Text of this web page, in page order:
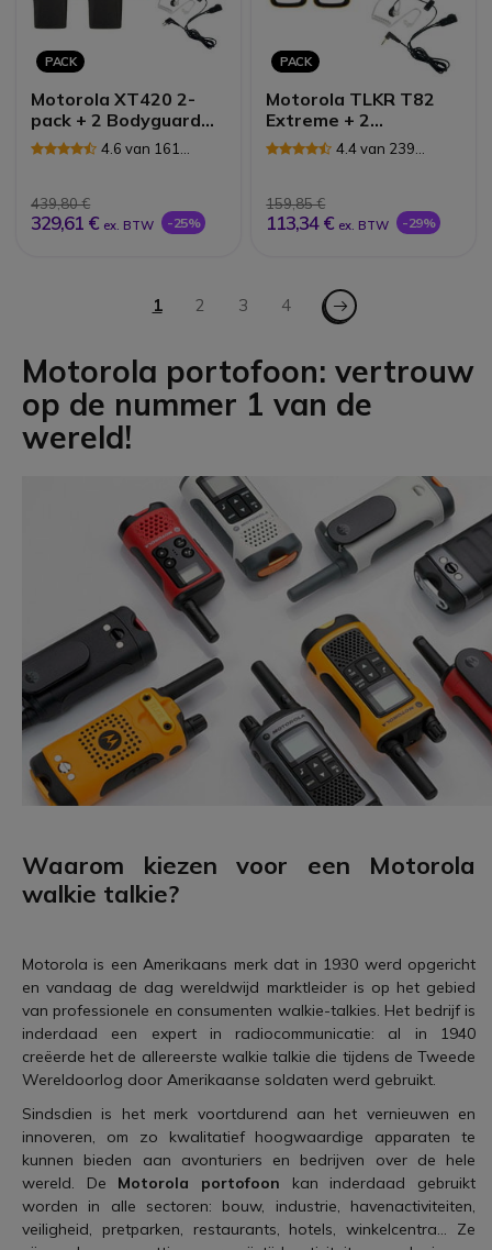
PACK
Motorola XT420 2-
pack + 2 Bodyguard
Kits
4.6 van 161
439,80 €
329,61 € ex. BTW -25%
PACK
Motorola TLKR T82
Extreme + 2
Bodyguard oortjes
4.4 van 239
159,85 €
113,34 € ex. BTW -29%
Pagina
U lees momenteel pagina
1 Pagina
2 Pagina
3 Pagina
4 Pagina - Volgende
Motorola portofoon: vertrouw
op de nummer 1 van de
wereld!
Waarom kiezen voor een Motorola
walkie talkie?
Motorola is een Amerikaans merk dat in 1930 werd opgericht
en vandaag de dag wereldwijd marktleider is op het gebied
van professionele en consumenten walkie-talkies. Het bedrijf is
inderdaad een expert in radiocommunicatie: al in 1940
creëerde het de allereerste walkie talkie die tijdens de Tweede
Wereldoorlog door Amerikaanse soldaten werd gebruikt.
Sindsdien is het merk voortdurend aan het vernieuwen en
innoveren, om zo kwalitatief hoogwaardige apparaten te
kunnen bieden aan avonturiers en bedrijven over de hele
wereld. De Motorola portofoon kan inderdaad gebruikt
worden in alle sectoren: bouw, industrie, havenactiviteiten,
veiligheid, pretparken, restaurants, hotels, winkelcentra... Ze